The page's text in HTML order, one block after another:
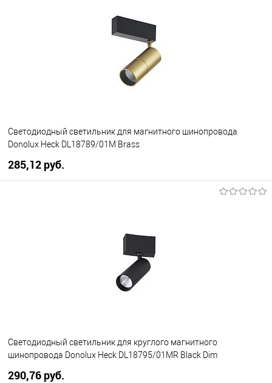
Светодиодный светильник для магнитного шинопровода
Donolux Heck DL18789/01M Brass
285,12 pуб.
Светодиодный светильник для круглого магнитного
шинопровода Donolux Heck DL18795/01MR Black Dim
290,76 pуб.